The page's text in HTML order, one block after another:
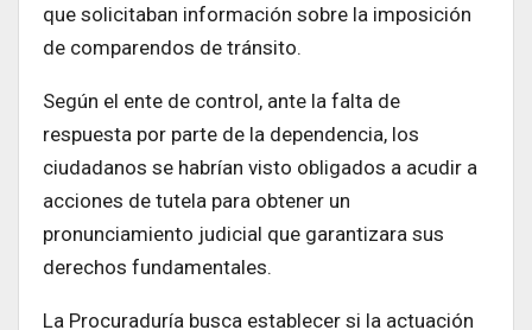
que solicitaban información sobre la imposición
de comparendos de tránsito.
Según el ente de control, ante la falta de
respuesta por parte de la dependencia, los
ciudadanos se habrían visto obligados a acudir a
acciones de tutela para obtener un
pronunciamiento judicial que garantizara sus
derechos fundamentales.
La Procuraduría busca establecer si la actuación